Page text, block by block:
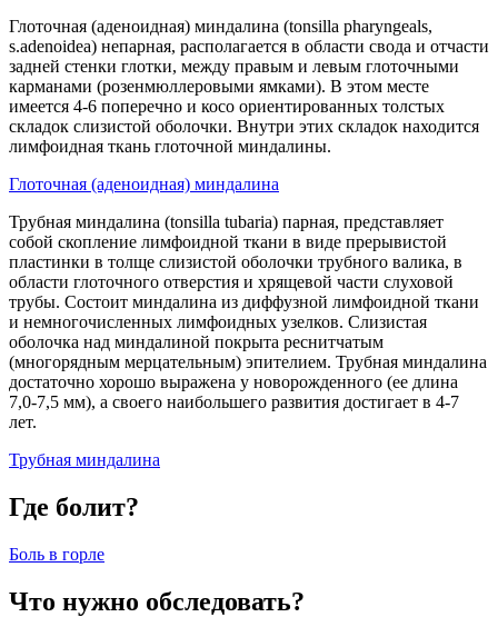
Глоточная (аденоидная) миндалина (tonsilla pharyngeals,
s.adenoidea) непарная, располагается в области свода и отчасти
задней стенки глотки, между правым и левым глоточными
карманами (розенмюллеровыми ямками). В этом месте
имеется 4-6 поперечно и косо ориентированных толстых
складок слизистой оболочки. Внутри этих складок находится
лимфоидная ткань глоточной миндалины.
Глоточная (аденоидная) миндалина
Трубная миндалина (tonsilla tubaria) парная, представляет
собой скопление лимфоидной ткани в виде прерывистой
пластинки в толще слизистой оболочки трубного валика, в
области глоточного отверстия и хрящевой части слуховой
трубы. Состоит миндалина из диффузной лимфоидной ткани
и немногочисленных лимфоидных узелков. Слизистая
оболочка над миндалиной покрыта реснитчатым
(многорядным мерцательным) эпителием. Трубная миндалина
достаточно хорошо выражена у новорожденного (ее длина
7,0-7,5 мм), а своего наибольшего развития достигает в 4-7
лет.
Трубная миндалина
Где болит?
Боль в горле
Что нужно обследовать?